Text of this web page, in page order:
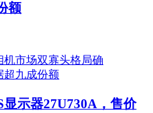
额
示器27U730A，售价